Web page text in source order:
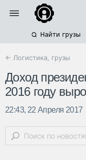
Найти грузы
← Логистика, грузы
Доход
2016 году
22:43, 22 Апреля 2017